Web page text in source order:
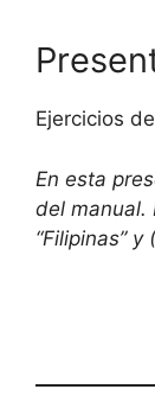
Ejercicios
En esta
del manual.
“Filipinas”